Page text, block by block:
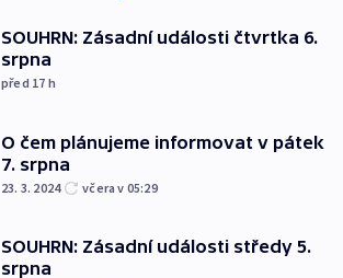
SOUHRN: Zásadní události čtvrtka 6.
srpna
před 17 h
O čem plánujeme informovat v pátek
7. srpna
23. 3. 2024 včera v 05:29
SOUHRN: Zásadní události středy 5.
srpna